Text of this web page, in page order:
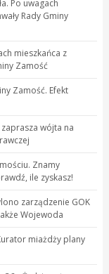
Po uwagach
Rady Gminy
mieszkańca z
Zamość
Zamość. Efekt
zaprasza wójta na
Znamy
ile zyskasz!
zarządzenie GOK
Wojewoda
miażdży plany